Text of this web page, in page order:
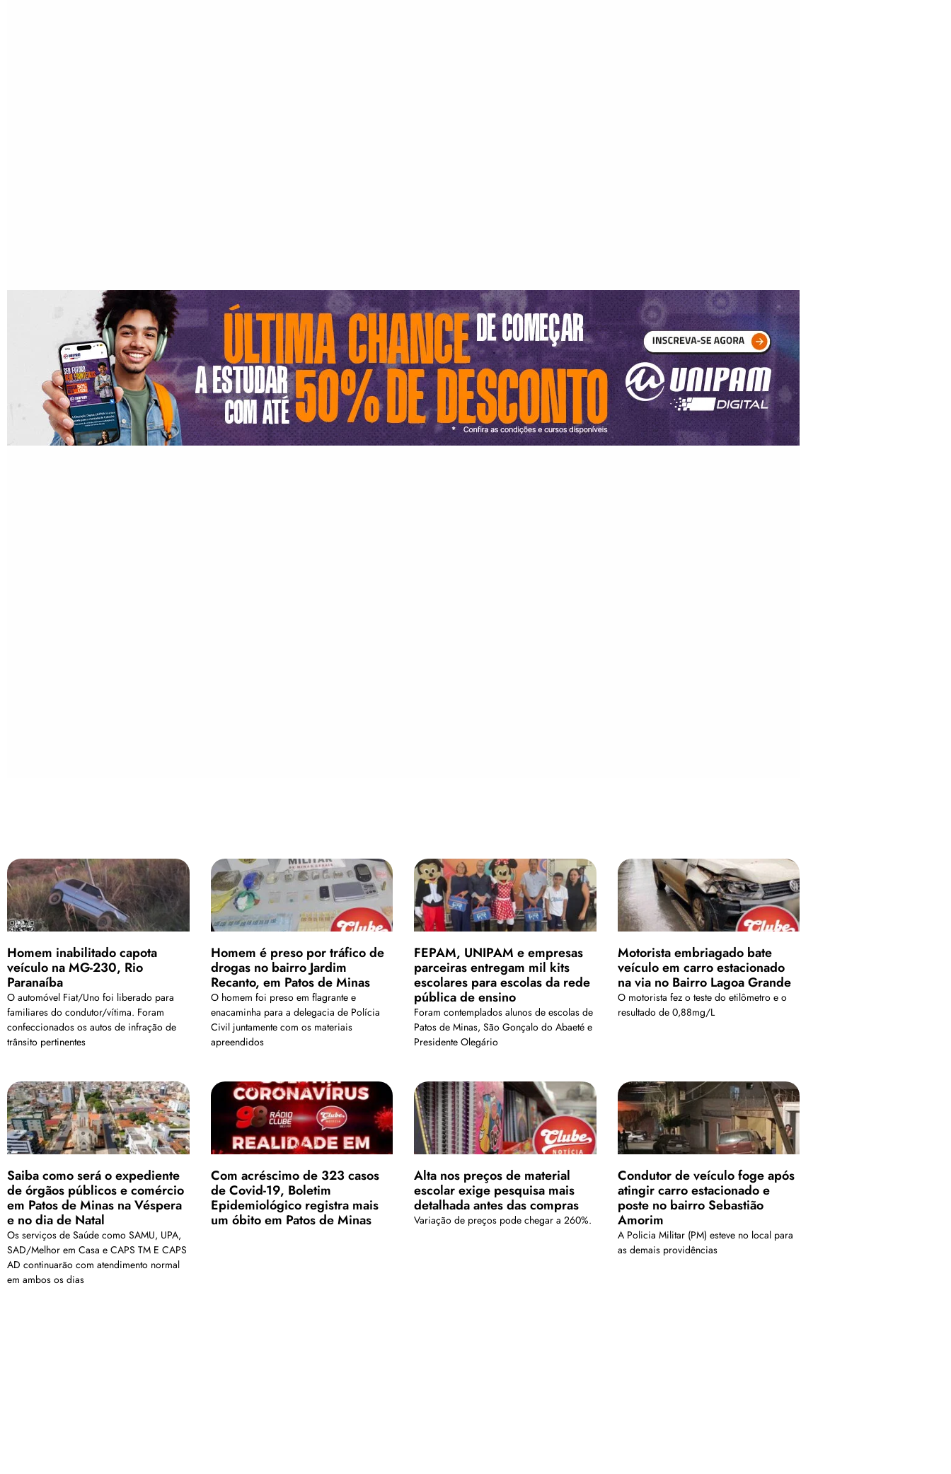
Homem inabilitado capota
veículo na MG-230, Rio
Paranaíba
O automóvel Fiat/Uno foi liberado para
familiares do condutor/vítima. Foram
confeccionados os autos de infração de
trânsito pertinentes
Homem é preso por tráfico de
drogas no bairro Jardim
Recanto, em Patos de Minas
O homem foi preso em flagrante e
enacaminha para a delegacia de Polícia
Civil juntamente com os materiais
apreendidos
FEPAM, UNIPAM e empresas
parceiras entregam mil kits
escolares para escolas da rede
pública de ensino
Foram contemplados alunos de escolas de
Patos de Minas, São Gonçalo do Abaeté e
Presidente Olegário
Motorista embriagado bate
veículo em carro estacionado
na via no Bairro Lagoa Grande
O motorista fez o teste do etilômetro e o
resultado de 0,88mg/L
Saiba como será o expediente
de órgãos públicos e comércio
em Patos de Minas na Véspera
e no dia de Natal
Os serviços de Saúde como SAMU, UPA,
SAD/Melhor em Casa e CAPS TM E CAPS
AD continuarão com atendimento normal
em ambos os dias
Com acréscimo de 323 casos
de Covid-19, Boletim
Epidemiológico registra mais
um óbito em Patos de Minas
Alta nos preços de material
escolar exige pesquisa mais
detalhada antes das compras
Variação de preços pode chegar a 260%.
Condutor de veículo foge após
atingir carro estacionado e
poste no bairro Sebastião
Amorim
A Policia Militar (PM) esteve no local para
as demais providências